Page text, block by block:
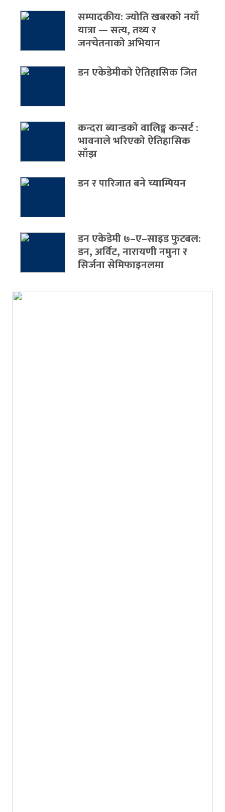
सम्पादकीय: ज्योति खबरको नयाँ
यात्रा — सत्य, तथ्य र
जनचेतनाको अभियान
डन एकेडेमीको ऐतिहासिक जित
कन्दरा ब्यान्डको वालिङ्ग कन्सर्ट :
भावनाले भरिएको ऐतिहासिक
साँझ
डन र पारिजात बने च्याम्पियन
डन एकेडेमी ७–ए–साइड फुटबल:
डन, अर्विट, नारायणी नमुना र
सिर्जना सेमिफाइनलमा